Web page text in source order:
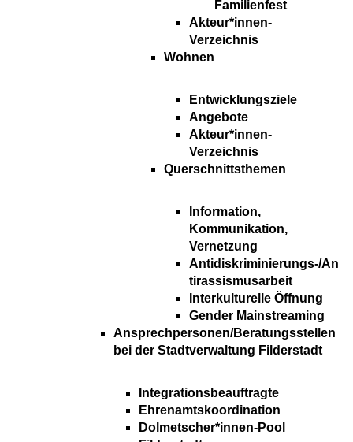
Familienfest
Akteur*innen-
Verzeichnis
Wohnen
Entwicklungsziele
Angebote
Akteur*innen-
Verzeichnis
Querschnittsthemen
Information,
Kommunikation,
Vernetzung
Antidiskriminierungs-/An
tirassismusarbeit
Interkulturelle Öffnung
Gender Mainstreaming
Ansprechpersonen/Beratungsstellen
bei der Stadtverwaltung Filderstadt
Integrationsbeauftragte
Ehrenamtskoordination
Dolmetscher*innen-Pool